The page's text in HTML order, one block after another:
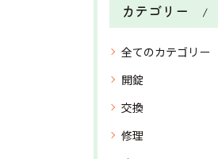
カテゴリー
全てのカテゴリー
開錠
交換
修理